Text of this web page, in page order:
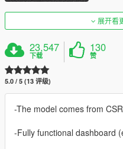
展开看
23,547
下载
130
赞
5.0 / 5 (13 评级)
-The model comes from
-Fully functional dashboard